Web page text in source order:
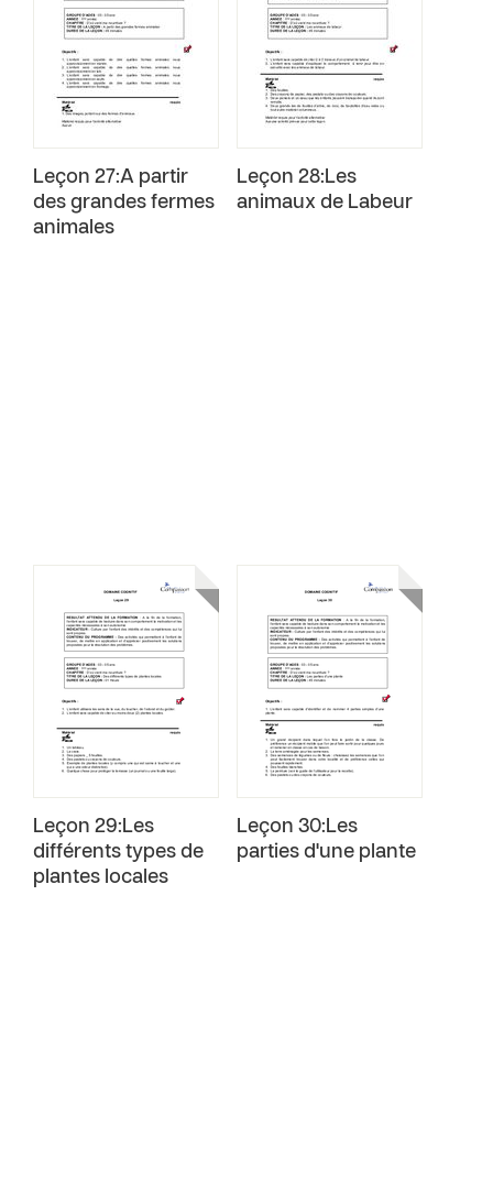
Leçon 27:A partir
des grandes fermes
animales
Leçon 28:Les
animaux de Labeur
Leçon 29:Les
différents types de
plantes locales
Leçon 30:Les
parties d'une plante